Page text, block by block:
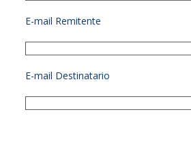
E-mail Remitente
E-mail Destinatario